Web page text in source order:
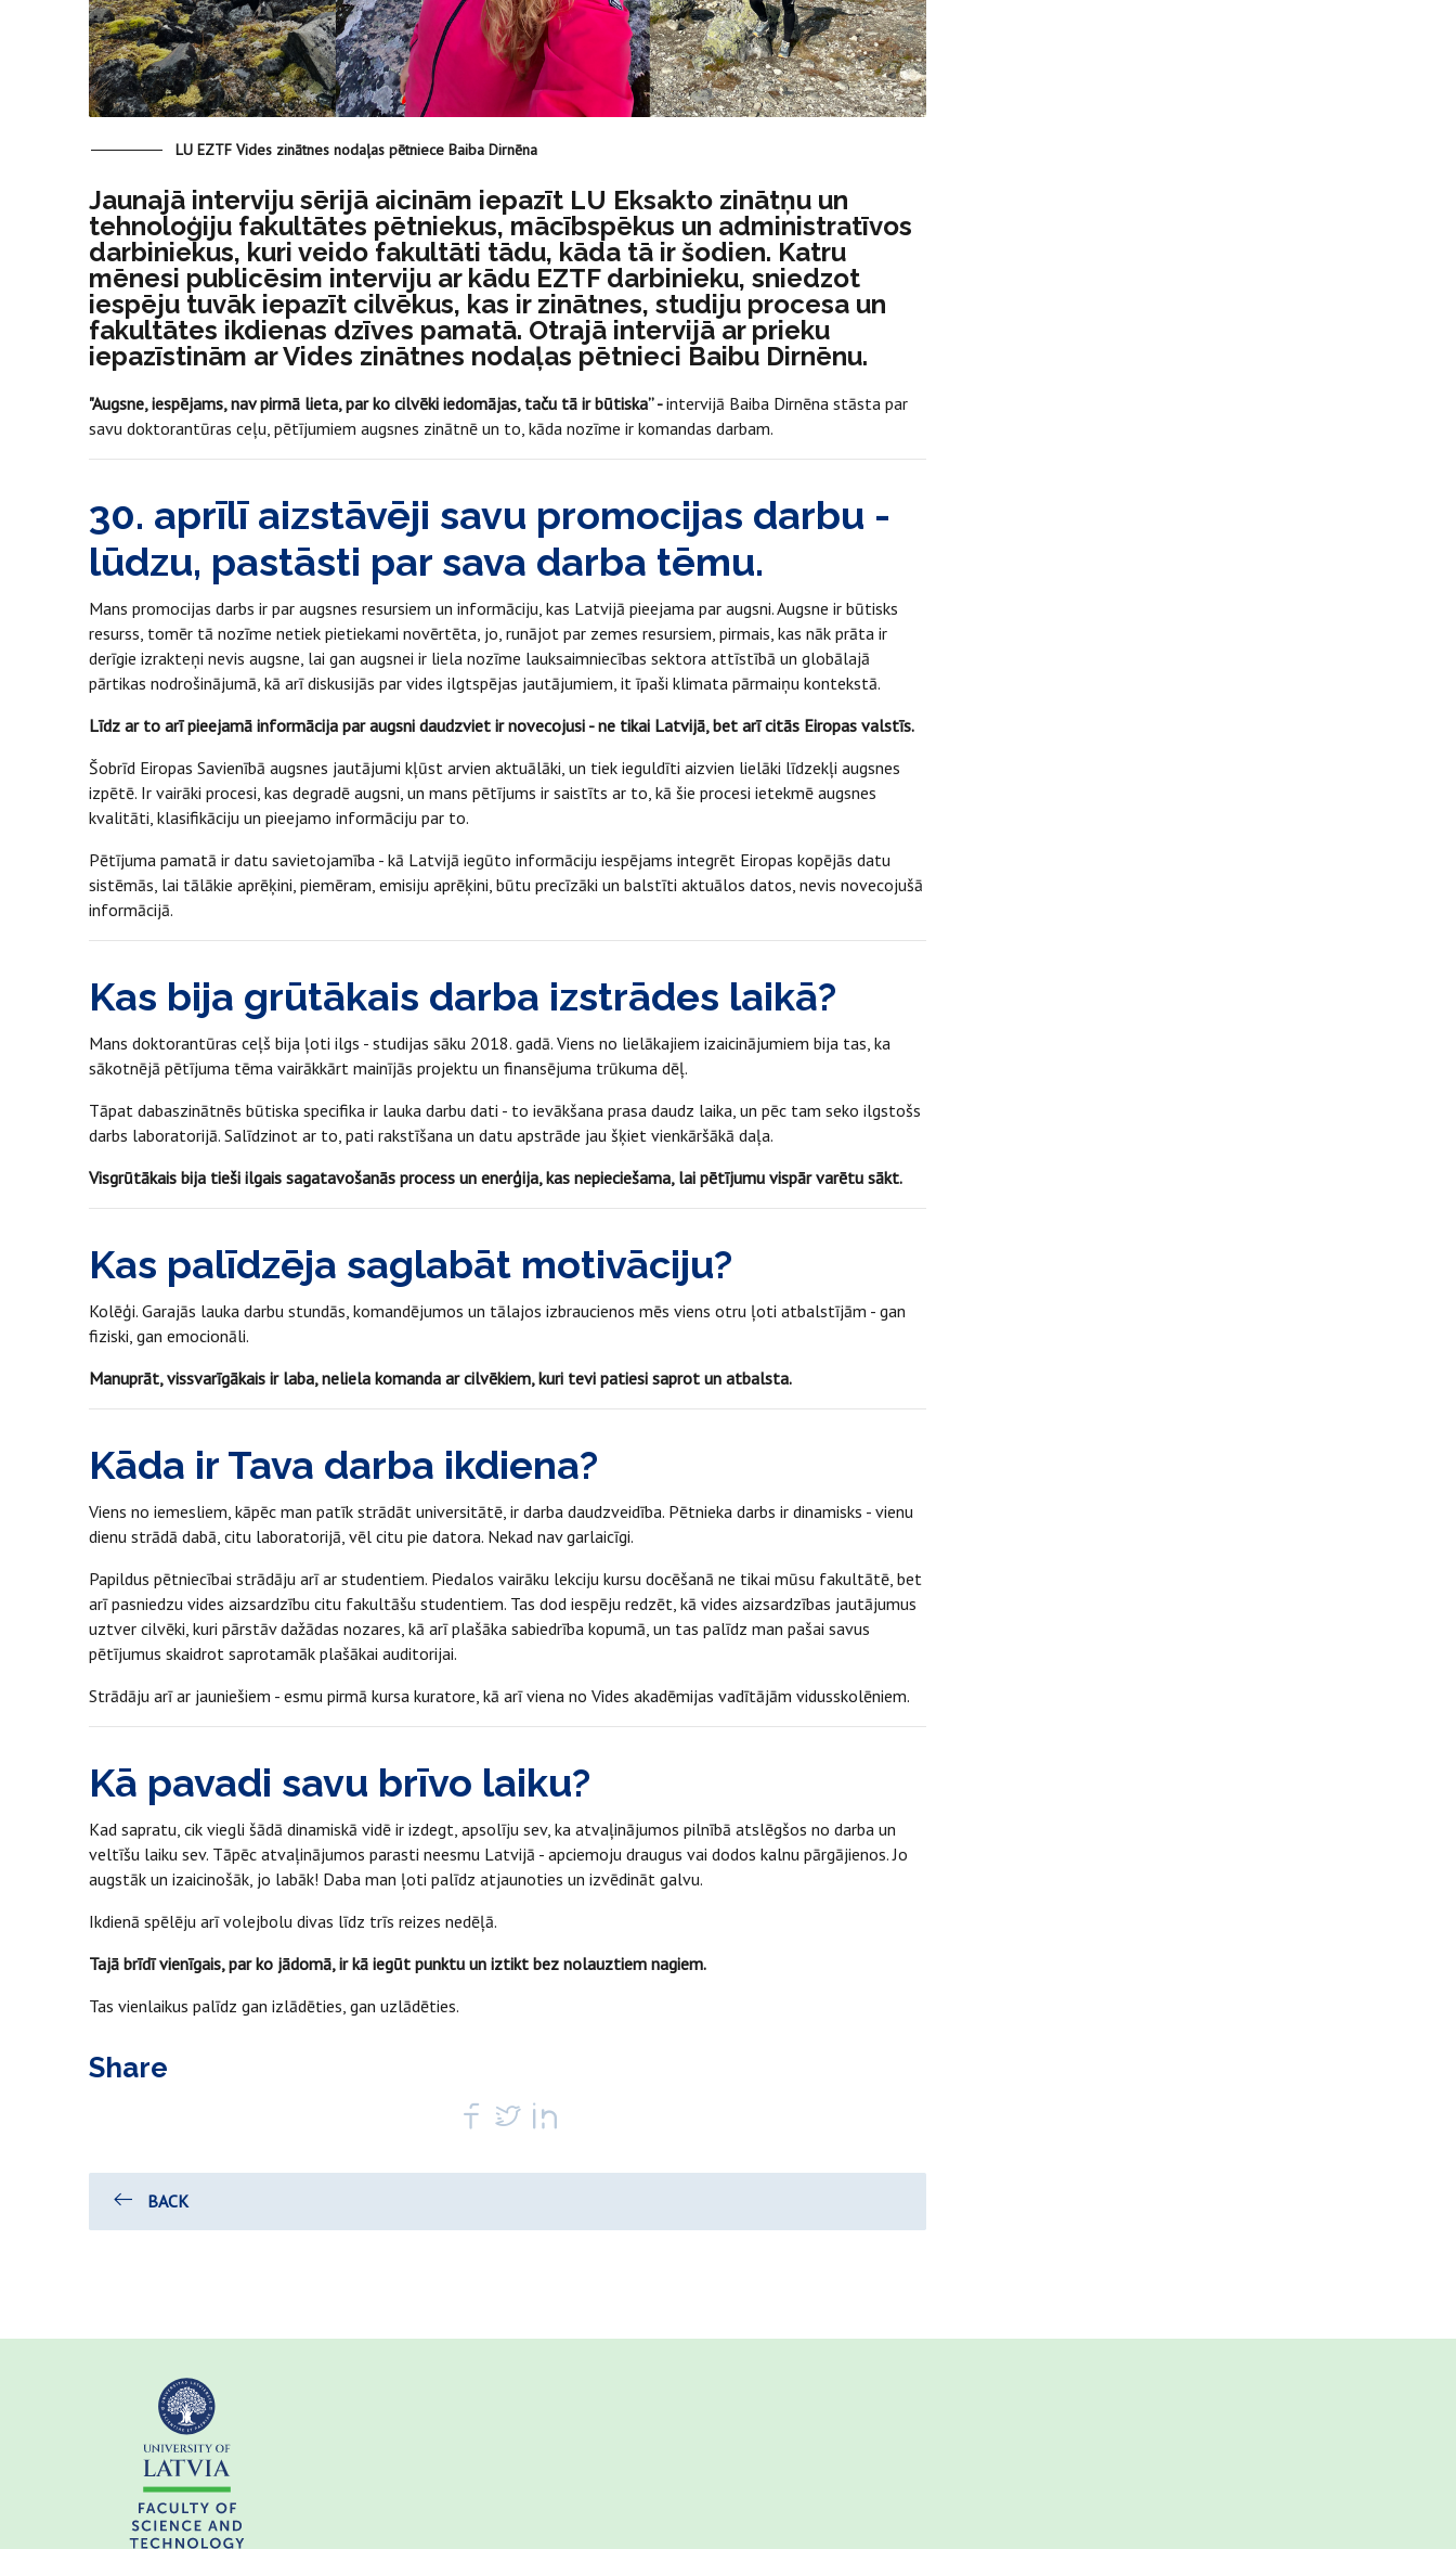
LU EZTF Vides zinātnes nodaļas pētniece Baiba Dirnēna
Jaunajā interviju sērijā aicinām iepazīt LU Eksakto zinātņu un
tehnoloģiju fakultātes pētniekus, mācībspēkus un administratīvos
darbiniekus, kuri veido fakultāti tādu, kāda tā ir šodien. Katru
mēnesi publicēsim interviju ar kādu EZTF darbinieku, sniedzot
iespēju tuvāk iepazīt cilvēkus, kas ir zinātnes, studiju procesa un
fakultātes ikdienas dzīves pamatā. Otrajā intervijā ar prieku
iepazīstinām ar Vides zinātnes nodaļas pētnieci Baibu Dirnēnu.
"Augsne, iespējams, nav pirmā lieta, par ko cilvēki iedomājas, taču tā ir būtiska” -intervijā Baiba Dirnēna stāsta par
savu doktorantūras ceļu, pētījumiem augsnes zinātnē un to, kāda nozīme ir komandas darbam.
30. aprīlī aizstāvēji savu promocijas darbu -
lūdzu, pastāsti par sava darba tēmu.
Mans promocijas darbs ir par augsnes resursiem un informāciju, kas Latvijā pieejama par augsni. Augsne ir būtisks
resurss, tomēr tā nozīme netiek pietiekami novērtēta, jo, runājot par zemes resursiem, pirmais, kas nāk prāta ir
derīgie izrakteņi nevis augsne, lai gan augsnei ir liela nozīme lauksaimniecības sektora attīstībā un globālajā
pārtikas nodrošinājumā, kā arī diskusijās par vides ilgtspējas jautājumiem, it īpaši klimata pārmaiņu kontekstā.
Līdz ar to arī pieejamā informācija par augsni daudzviet ir novecojusi - ne tikai Latvijā, bet arī citās Eiropas valstīs.
Šobrīd Eiropas Savienībā augsnes jautājumi kļūst arvien aktuālāki, un tiek ieguldīti aizvien lielāki līdzekļi augsnes
izpētē. Ir vairāki procesi, kas degradē augsni, un mans pētījums ir saistīts ar to, kā šie procesi ietekmē augsnes
kvalitāti, klasifikāciju un pieejamo informāciju par to.
Pētījuma pamatā ir datu savietojamība - kā Latvijā iegūto informāciju iespējams integrēt Eiropas kopējās datu
sistēmās, lai tālākie aprēķini, piemēram, emisiju aprēķini, būtu precīzāki un balstīti aktuālos datos, nevis novecojušā
informācijā.
Kas bija grūtākais darba izstrādes laikā?
Mans doktorantūras ceļš bija ļoti ilgs - studijas sāku 2018. gadā. Viens no lielākajiem izaicinājumiem bija tas, ka
sākotnējā pētījuma tēma vairākkārt mainījās projektu un finansējuma trūkuma dēļ.
Tāpat dabaszinātnēs būtiska specifika ir lauka darbu dati - to ievākšana prasa daudz laika, un pēc tam seko ilgstošs
darbs laboratorijā. Salīdzinot ar to, pati rakstīšana un datu apstrāde jau šķiet vienkāršākā daļa.
Visgrūtākais bija tieši ilgais sagatavošanās process un enerģija, kas nepieciešama, lai pētījumu vispār varētu sākt.
Kas palīdzēja saglabāt motivāciju?
Kolēģi. Garajās lauka darbu stundās, komandējumos un tālajos izbraucienos mēs viens otru ļoti atbalstījām - gan
fiziski, gan emocionāli.
Manuprāt, vissvarīgākais ir laba, neliela komanda ar cilvēkiem, kuri tevi patiesi saprot un atbalsta.
Kāda ir Tava darba ikdiena?
Viens no iemesliem, kāpēc man patīk strādāt universitātē, ir darba daudzveidība. Pētnieka darbs ir dinamisks - vienu
dienu strādā dabā, citu laboratorijā, vēl citu pie datora. Nekad nav garlaicīgi.
Papildus pētniecībai strādāju arī ar studentiem. Piedalos vairāku lekciju kursu docēšanā ne tikai mūsu fakultātē, bet
arī pasniedzu vides aizsardzību citu fakultāšu studentiem. Tas dod iespēju redzēt, kā vides aizsardzības jautājumus
uztver cilvēki, kuri pārstāv dažādas nozares, kā arī plašāka sabiedrība kopumā, un tas palīdz man pašai savus
pētījumus skaidrot saprotamāk plašākai auditorijai.
Strādāju arī ar jauniešiem - esmu pirmā kursa kuratore, kā arī viena no Vides akadēmijas vadītājām vidusskolēniem.
Kā pavadi savu brīvo laiku?
Kad sapratu, cik viegli šādā dinamiskā vidē ir izdegt, apsolīju sev, ka atvaļinājumos pilnībā atslēgšos no darba un
veltīšu laiku sev. Tāpēc atvaļinājumos parasti neesmu Latvijā - apciemoju draugus vai dodos kalnu pārgājienos. Jo
augstāk un izaicinošāk, jo labāk! Daba man ļoti palīdz atjaunoties un izvēdināt galvu.
Ikdienā spēlēju arī volejbolu divas līdz trīs reizes nedēļā.
Tajā brīdī vienīgais, par ko jādomā, ir kā iegūt punktu un iztikt bez nolauztiem nagiem.
Tas vienlaikus palīdz gan izlādēties, gan uzlādēties.
Share
BACK